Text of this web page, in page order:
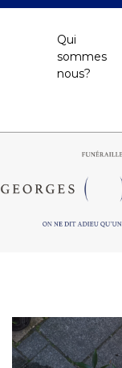
Qui
sommes
nous?